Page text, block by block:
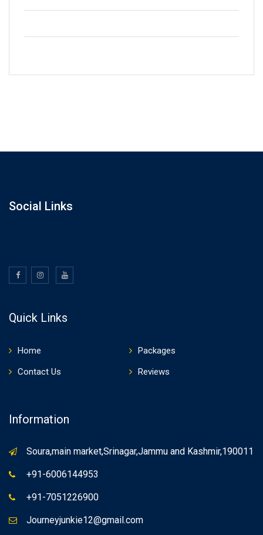
Social Links
Quick Links
Home
Packages
Contact Us
Reviews
Information
Soura,main market,Srinagar,Jammu and Kashmir,190011
+91-6006144953
+91-7051226900
Journeyjunkie12@gmail.com